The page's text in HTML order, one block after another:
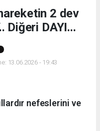
2 dev
Diğeri DAYI...
13.06.2026 - 19:43
nefeslerini ve